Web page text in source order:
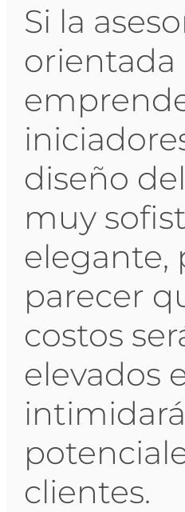
Si la
orientada
diseño
muy
elegante,
parecer
costos
elevados
clientes.